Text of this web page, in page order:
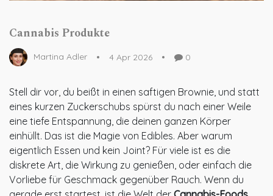
Cannabis Produkte
Martina Adler 4 Apr 2026 0
Stell dir vor, du beißt in einen saftigen Brownie, und statt
eines kurzen Zuckerschubs spürst du nach einer Weile
eine tiefe Entspannung, die deinen ganzen Körper
einhüllt. Das ist die Magie von Edibles. Aber warum
eigentlich Essen und kein Joint? Für viele ist es die
diskrete Art, die Wirkung zu genießen, oder einfach die
Vorliebe für Geschmack gegenüber Rauch. Wenn du